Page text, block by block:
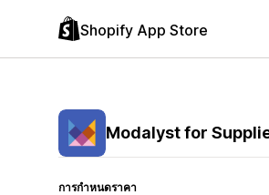
Shopify App Store
Modalyst for
การกำหนดราคา